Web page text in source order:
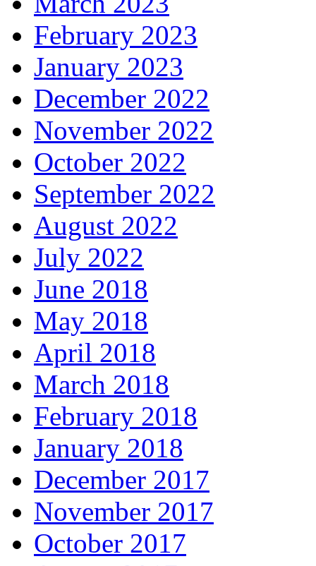
February 2023
January 2023
December 2022
November 2022
October 2022
September 2022
August 2022
July 2022
June 2018
May 2018
April 2018
March 2018
February 2018
January 2018
December 2017
November 2017
October 2017